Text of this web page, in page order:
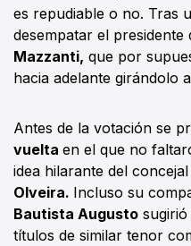
es repudiable o no. Tras
desempatar el presidente
Mazzanti, que por
hacia adelante girándolo
Antes de la votación se
vuelta en el que no
idea hilarante del
Olveira. Incluso su
Bautista Augusto
títulos de similar tenor